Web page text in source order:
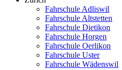
Fahrschule Adliswil
Fahrschule Altstetten
Fahrschule Dietikon
Fahrschule Horgen
Fahrschule Oerlikon
Fahrschule Uster
Fahrschule Wädenswil